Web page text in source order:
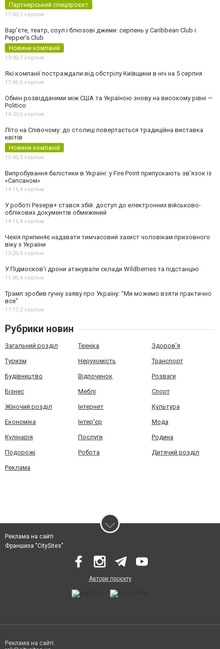
Партнерський спецпроєкт
17:00,7 серпня
Вар’єте, театр, соул і блюзові джеми: серпень у Caribbean Club і
Pepper's Club
Новини компаній
13:00,7 серпня
Які компанії постраждали від обстрілу Київщини в ніч на 5 серпня
17:45,6 серпня
Обмін розвідданими між США та Україною знову на високому рівні —
Politico
14:20,6 серпня
Літо на Співочому: до столиці повертається традиційна виставка
квітів
Новини компаній
15:00,5 серпня
Випробування балістики в Україні: у Fire Point припускають зв’язок із
«Сапсаном»
14:15,4 серпня
У роботі Резерв+ стався збій: доступ до електронних військово-
облікових документів обмежений
14:15,4 серпня
Чехія припиняє надавати тимчасовий захист чоловікам призовного
віку з України
13:20,4 серпня
У Підмосков’ї дрони атакували склади Wildberries та підстанцію
11:00,4 серпня
Трамп зробив гучну заяву про Україну: "Ми можемо взяти практично
все"
17:17,2 серпня
Рубрики новин
Загальний розділ Техніка Здоров'я
Туризм Нерухомість Транспорт
Будівництво Відпочинок Розваги
Бізнес Меблі Спорт
Жіночий розділ Інтернет Культура
Економіка Інтер'єр Мода
Кулінарія Послуги Родина
Подорожі Робота Дитячий розділ
Реклама
Реклама на сайті
Франшиза "CitySites"
Автори проєкту
Реклама на сайті: